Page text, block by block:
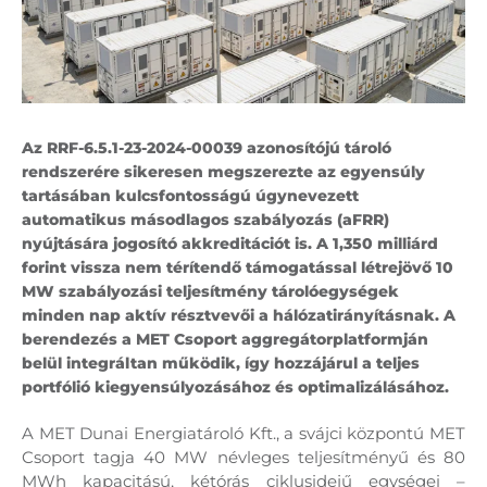
Az RRF-6.5.1-23-2024-00039 azonosítójú tároló
rendszerére sikeresen megszerezte az egyensúly
tartásában kulcsfontosságú úgynevezett
automatikus másodlagos szabályozás (aFRR)
nyújtására jogosító akkreditációt is. A 1,350 milliárd
forint vissza nem térítendő támogatással létrejövő 10
MW szabályozási teljesítmény tárolóegységek
minden nap aktív résztvevői a hálózatirányításnak. A
berendezés a MET Csoport aggregátorplatformján
belül integráltan működik, így hozzájárul a teljes
portfólió kiegyensúlyozásához és optimalizálásához.
A MET Dunai Energiatároló Kft., a svájci központú MET
Csoport tagja 40 MW névleges teljesítményű és 80
MWh kapacitású, kétórás ciklusidejű egységei –